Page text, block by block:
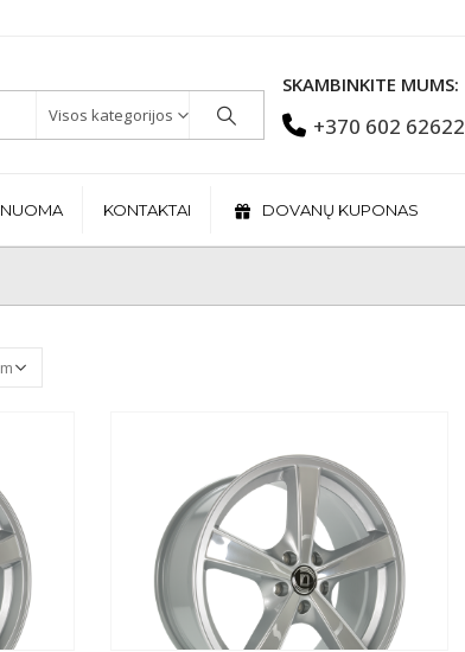
Visos kategorijos
SKAMBINKITE MUMS:
+370 602 62622
NUOMA KONTAKTAI DOVANŲ KUPONAS